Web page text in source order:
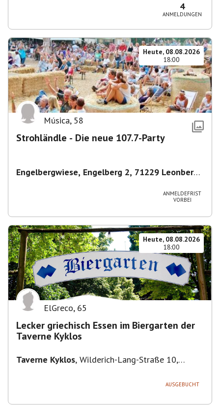
4
ANMELDUNGEN
Heute, 08.08.2026
18:00
Música, 58
Strohländle - Die neue 107.7-Party
Engelbergwiese, Engelberg 2, 71229 Leonberg,
ANMELDEFRIST
VORBEI
Heute, 08.08.2026
18:00
ElGreco, 65
Lecker griechisch Essen im Biergarten der
Taverne Kyklos
Taverne Kyklos, Wilderich-Lang-Straße 10,
AUSGEBUCHT